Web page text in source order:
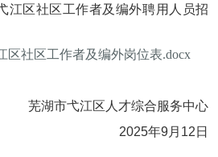
江区社区工作者及编外聘用人员招
区社区工作者及编外岗位表.docx
芜湖市弋江区人才综合服务中心
2025年9月12日